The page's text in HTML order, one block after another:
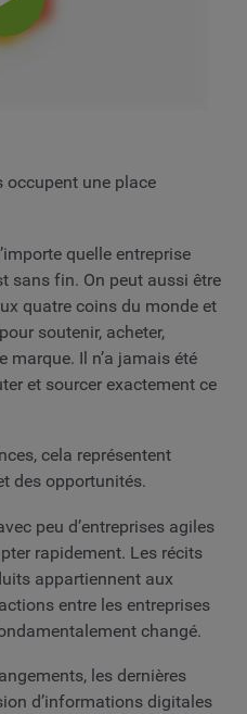
occupent une place
quelle entreprise
sans fin. On peut aussi être
quatre coins du monde et
soutenir, acheter,
marque. Il n’a jamais été
et sourcer exactement ce
cela représentent
des opportunités.
peu d’entreprises agiles
rapidement. Les récits
appartiennent aux
entre les entreprises
changé.
les dernières
d’informations digitales